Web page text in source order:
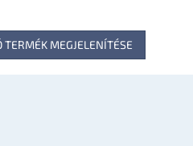
TERMÉK MEGJELENÍTÉSE